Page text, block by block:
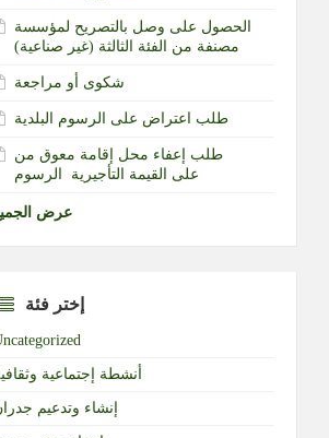
الحصول على وصل بالتصريح لمؤسسة
مصنفة من الفئة الثالثة (غير صناعية)‏
شكوى أو مراجعة
طلب اعتراض على الرسوم البلدية
طلب إعفاء محل إقامة معوق من
الرسوم‎ ‎على القيمة التأجيرية ‏
عرض
إختر فئة
أنشطة إجتماعية
إنشاء وتدعيم